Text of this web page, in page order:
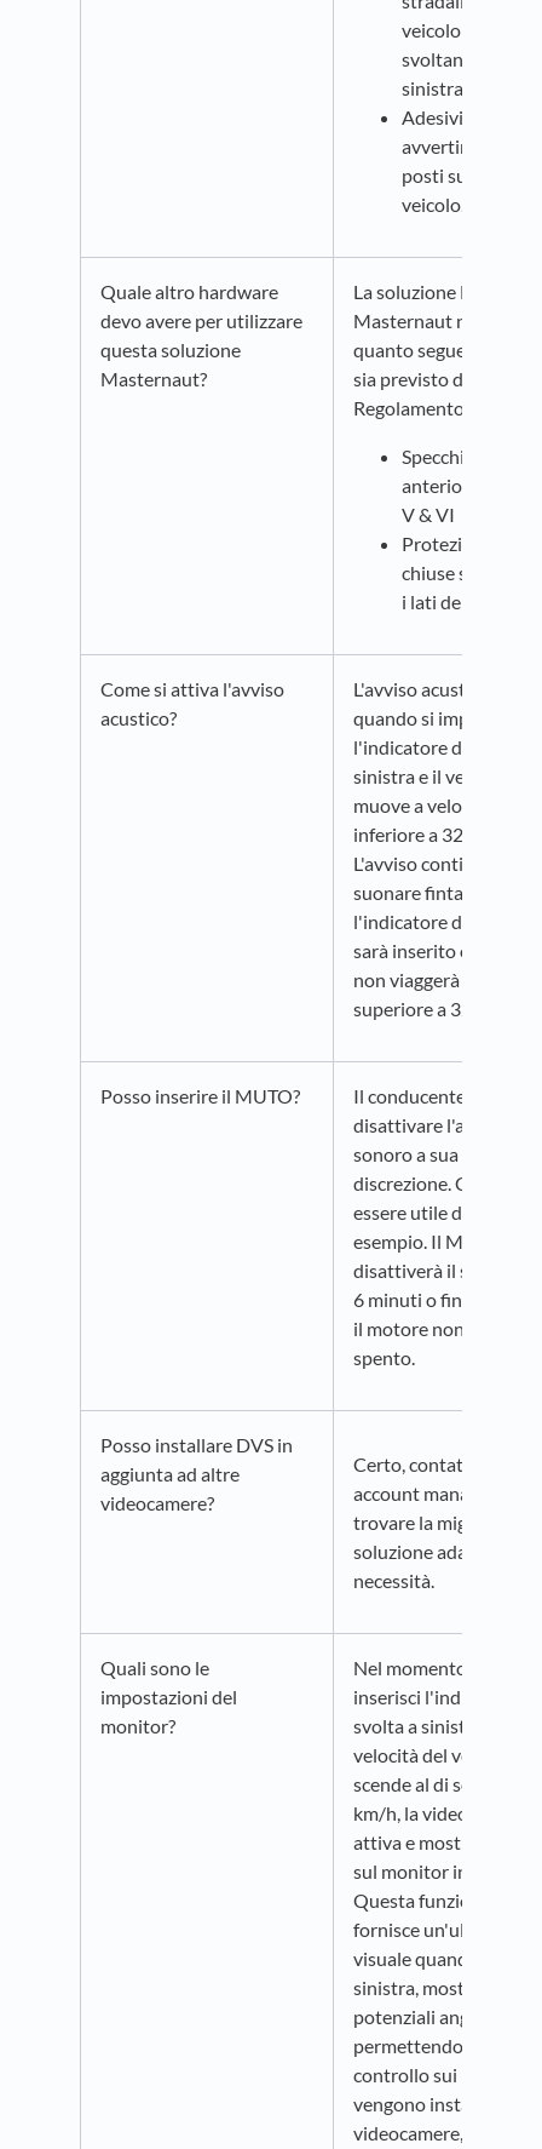
veicolo sta
svoltando a
sinistra.
Adesivi di
avvertimento
posti sul retro
veicolo.
Quale altro hardware
devo avere per utilizzare
questa soluzione
Masternaut?
La soluzione DVS
Masternaut non
quanto segue, sebbene
sia previsto dal
Regolamento TFL
Specchietti
anteriori di
V & VI
Protezioni
chiuse su
i lati del veicolo
Come si attiva l'avviso
acustico?
L'avviso acustico si
quando si imposta
l'indicatore di svolta a
sinistra e il veicolo si
muove a velocità
inferiore a 32 Km/h.
L'avviso continuerà a
suonare fintantoché
l'indicatore di svolta
sarà inserito o il
non viaggerà a velocità
superiore a 32 km/h.
Posso inserire il MUTO?
Il conducente può
disattivare l'avviso
sonoro a sua
discrezione. Ciò può
essere utile di notte
esempio. Il MUTO
disattiverà il sonoro
6 minuti o fino a
il motore non verrà
spento.
Posso installare DVS in
aggiunta ad altre
videocamere?
Certo, contatta il tuo
account manager per
trovare la migliore
soluzione adatta alle
necessità.
Quali sono le
impostazioni del
monitor?
Nel momento in cui
inserisci l'indicatore di
svolta a sinistra o la
velocità del veicolo
scende al di sotto dei
km/h, la videocamera
attiva e mostra la
sul monitor in cabina.
Questa funzione ti
fornisce un'ulteriore
visuale quando svolti a
sinistra, mostrando i
potenziali angoli
permettendo un
controllo sui rischi. Se
vengono installate più
videocamere, il